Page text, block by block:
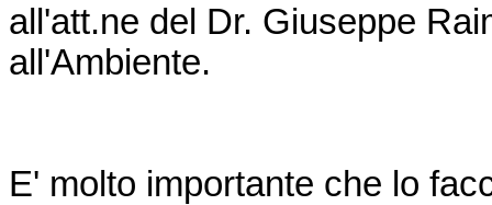
all'att.ne del Dr. Giuseppe
all'Ambiente.
E' molto importante che lo